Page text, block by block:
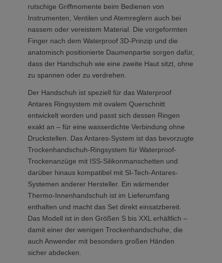
rutschige Griffmomente beim Bedienen von
Instrumenten, Ventilen und Atemreglern auch bei
nassem oder vereistem Material. Die vorgeformten
Finger nach dem Waterproof 3D-Prinzip und die
anatomisch positionierte Daumenpartie sorgen dafür,
dass der Handschuh wie eine zweite Haut sitzt, ohne
zu spannen oder zu verdrehen.
Der Handschuh ist speziell für das Waterproof
Antares Ringsystem mit ovalem Querschnitt
entwickelt worden und passt sich dessen Ringen
exakt an – für eine wasserdichte Verbindung ohne
Druckstellen. Das Antares-System ist das bevorzugte
Trockenhandschuh-Ringsystem für Waterproof-
Trockenanzüge mit ISS-Silikonmanschetten und
darüber hinaus kompatibel mit SI-Tech-Antares-
Systemen anderer Hersteller. Ein wärmender
Thermo-Innenhandschuh ist im Lieferumfang
enthalten und macht das Set direkt einsatzbereit.
Das Modell ist in den Größen S bis XXL erhältlich –
damit einer der wenigen Trockenhandschuhe, die
auch Anwender mit besonders großen Händen
sicher abdecken.